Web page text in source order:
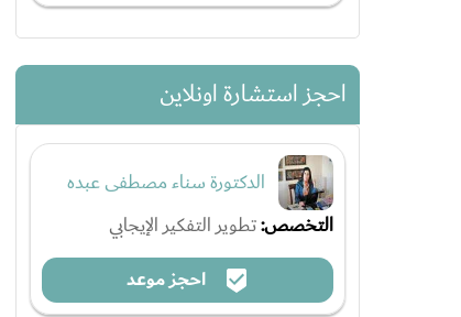
احجز استشارة اونلاين
الدكتورة سناء مصطفى عبده
التخصص:تطوير التفكير الإيجابي
احجز موعد